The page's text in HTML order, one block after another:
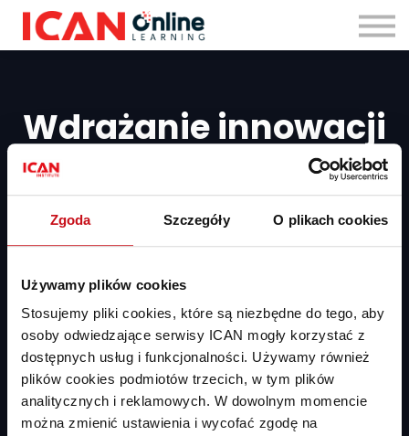
Zgoda Szczegóły O plikach cookies
Używamy plików cookies
Stosujemy pliki cookies, które są niezbędne do tego, aby
osoby odwiedzające serwisy ICAN mogły korzystać z
dostępnych usług i funkcjonalności. Używamy również
plików cookies podmiotów trzecich, w tym plików
analitycznych i reklamowych. W dowolnym momencie
można zmienić ustawienia i wycofać zgodę na
Zaloguj się
Wdrażanie innowacji
Jak eksperymentować i wyciągać wnioski z sukcesów i porażek?
Jakie innowacje wesprą rozwój firmy? Jak przejść drogę od idei
do wdrożenia? Zostań skutecznym innowatorem i zyskaj przewagę
Dodaj do koszyka
Masz już dostęp? Zaloguj się